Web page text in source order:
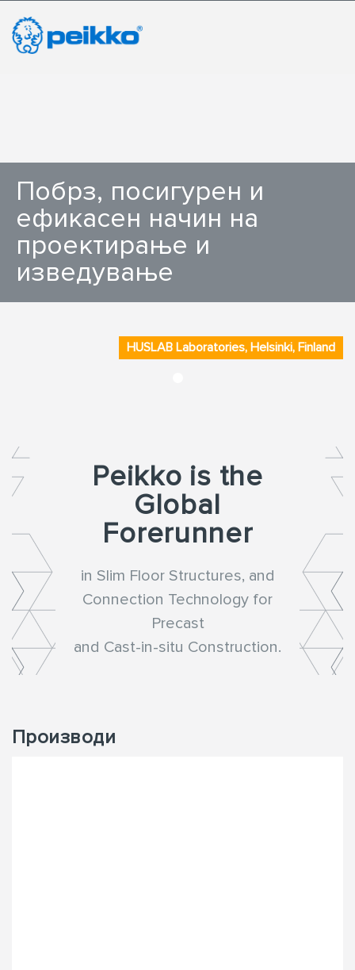
Побрз, посигурен и
ефикасен начин на
проектирање и
изведување
HUSLAB Laboratories, Helsinki, Finland
Peikko is the
Global
Forerunner
in Slim Floor Structures, and
Connection Technology for
Precast
and Cast-in-situ Construction.
Производи